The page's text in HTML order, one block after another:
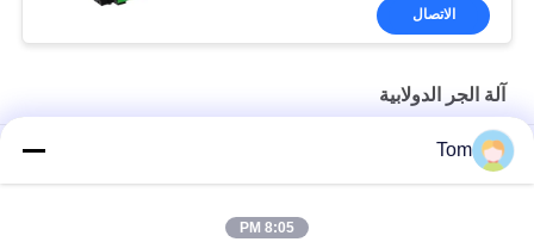
الاتصال
آلة الجر الدولابية
المغناطيس الدائم متزامن المصعد آلة الجر 1600kg قطع غيار السيارات
Tom
8:05 PM